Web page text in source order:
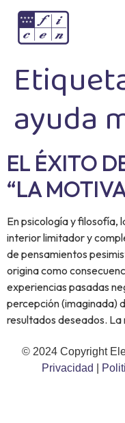
ayuda
EL ÉXITO
“LA
En psicología y filosofía,
interior limitador y
de pensamientos
origina como
experiencias pasadas
percepción (imaginada)
resultados deseados.
© 2024 Copyright
Privacidad